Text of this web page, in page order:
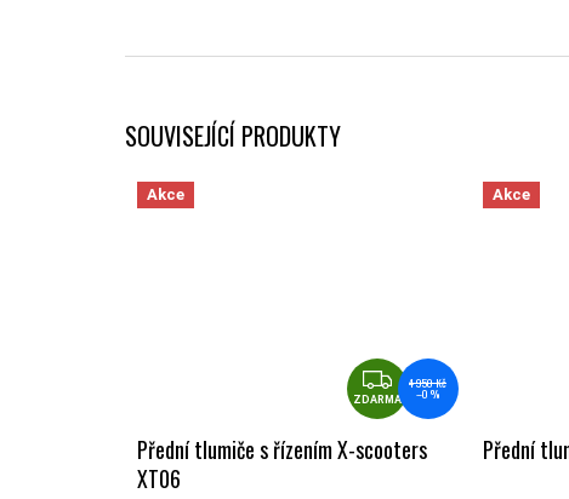
SOUVISEJÍCÍ PRODUKTY
Akce
ZDARMA
ZDARMA
4 950 Kč
–0 %
Přední tlumiče s řízením X-scooters
XT06
Akce
Přední